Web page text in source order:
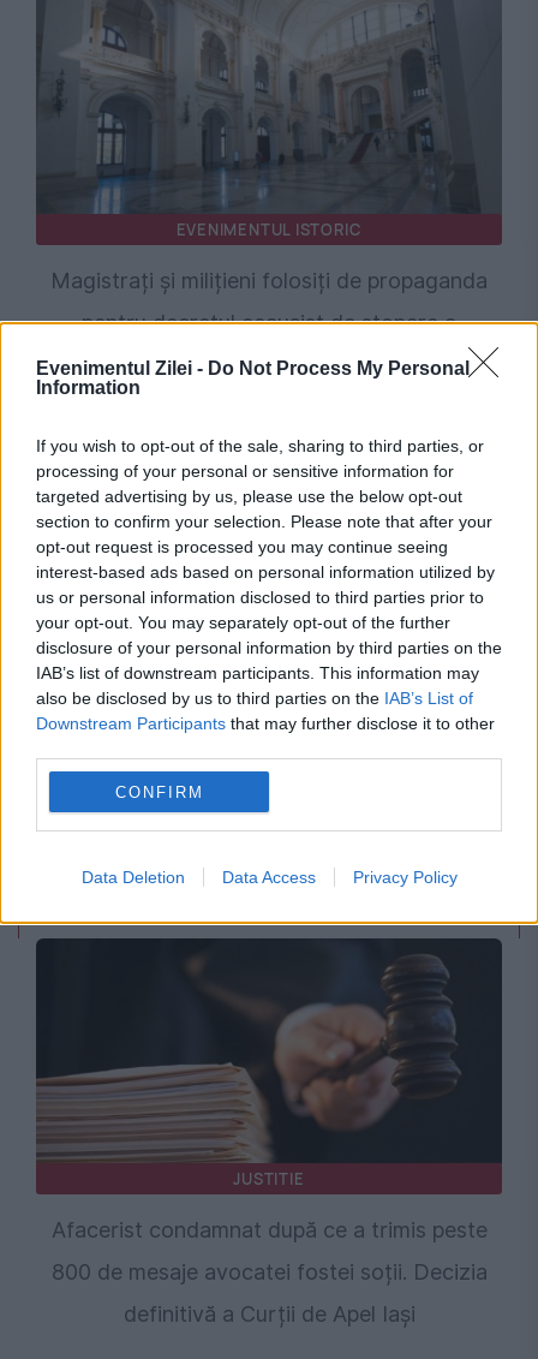
Evenimentul Zilei - Do Not Process My Personal
Information
If you wish to opt-out of the sale, sharing to third parties, or
processing of your personal or sensitive information for
targeted advertising by us, please use the below opt-out
section to confirm your selection. Please note that after your
opt-out request is processed you may continue seeing
interest-based ads based on personal information utilized by
us or personal information disclosed to third parties prior to
your opt-out. You may separately opt-out of the further
disclosure of your personal information by third parties on the
IAB’s list of downstream participants. This information may
also be disclosed by us to third parties on the IAB’s List of
Downstream Participants that may further disclose it to other
CONFIRM
Data Deletion Data Access Privacy Policy
EVENIMENTUL ISTORIC
Magistrați și milițieni folosiți de propaganda
pentru decretul ceaușist de stopare a
cazurilor de divorț. Material inedit din Scînteia
POLITICA
PSD cere activarea mecanismului european
de urgență pentru energie și susține
menținerea centralelor pe cărbune. Critici la
adresa lui Bolojan
JUSTITIE
Afacerist condamnat după ce a trimis peste
800 de mesaje avocatei fostei soții. Decizia
definitivă a Curții de Apel Iași